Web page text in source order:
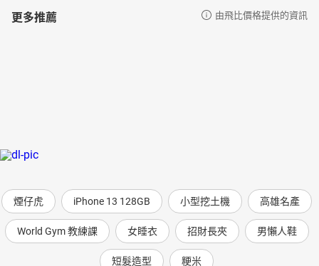
更多推薦 由飛比價格提供的資訊
煙仔虎 iPhone 13 128GB 小型挖土機 高雄名產
World Gym 教練課 女睡衣 招財長夾 男懶人鞋
短髮造型 粳米